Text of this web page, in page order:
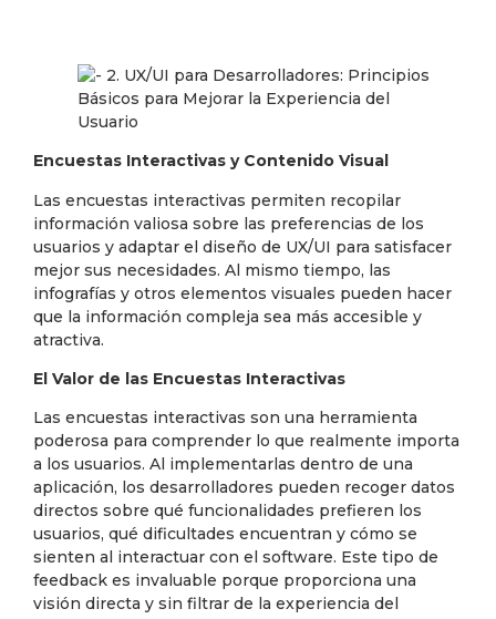
Encuestas Interactivas y Contenido Visual
Las encuestas interactivas permiten recopilar
información valiosa sobre las preferencias de los
usuarios y adaptar el diseño de UX/UI para satisfacer
mejor sus necesidades. Al mismo tiempo, las
infografías y otros elementos visuales pueden hacer
que la información compleja sea más accesible y
atractiva.
El Valor de las Encuestas Interactivas
Las encuestas interactivas son una herramienta
poderosa para comprender lo que realmente importa
a los usuarios. Al implementarlas dentro de una
aplicación, los desarrolladores pueden recoger datos
directos sobre qué funcionalidades prefieren los
usuarios, qué dificultades encuentran y cómo se
sienten al interactuar con el software. Este tipo de
feedback es invaluable porque proporciona una
visión directa y sin filtrar de la experiencia del